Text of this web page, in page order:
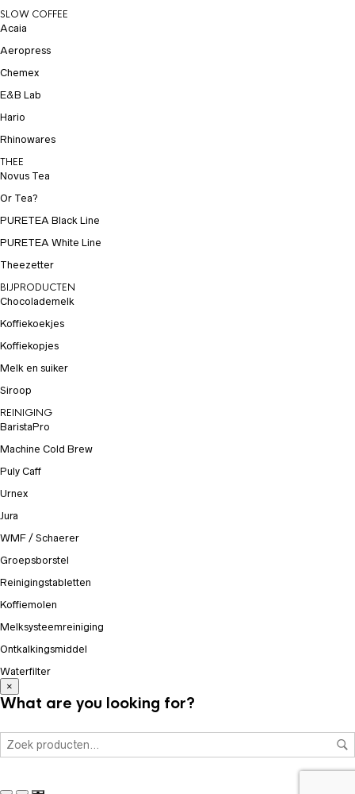
SLOW COFFEE
Acaia
Aeropress
Chemex
E&B Lab
Hario
Rhinowares
THEE
Novus Tea
Or Tea?
PURETEA Black Line
PURETEA White Line
Theezetter
BIJPRODUCTEN
Chocolademelk
Koffiekoekjes
Koffiekopjes
Melk en suiker
Siroop
REINIGING
BaristaPro
Machine Cold Brew
Puly Caff
Urnex
Jura
WMF / Schaerer
Groepsborstel
Reinigingstabletten
Koffiemolen
Melksysteemreiniging
Ontkalkingsmiddel
Waterfilter
×
What are you looking for?